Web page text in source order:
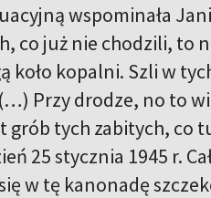
wspominała
co już nie chodzili, to
koło kopalni. Szli w
Przy drodze, no to
grób tych zabitych, co
25 stycznia 1945 r.
w tę kanonadę